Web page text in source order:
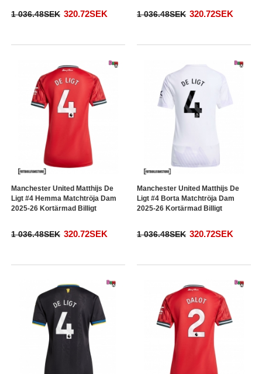
1 036.48SEK 320.72SEK 1 036.48SEK 320.72SEK
Manchester United Matthijs De
Ligt #4 Hemma Matchtröja Dam
2025-26 Kortärmad Billigt
1 036.48SEK 320.72SEK
Manchester United Matthijs De
Ligt #4 Borta Matchtröja Dam
2025-26 Kortärmad Billigt
1 036.48SEK 320.72SEK